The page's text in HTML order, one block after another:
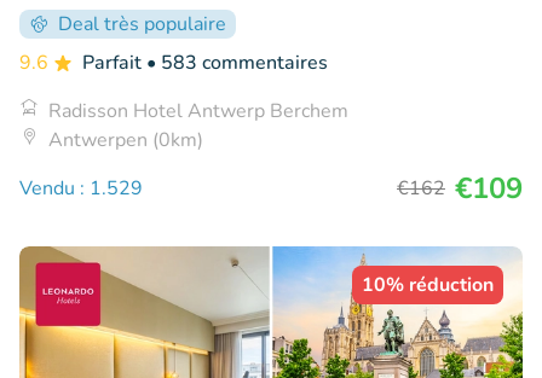
Deal très populaire
9.6
Parfait • 583 commentaires
Radisson Hotel Antwerp Berchem
Antwerpen (0km)
Vendu : 1.529
€162 €109
10% réduction